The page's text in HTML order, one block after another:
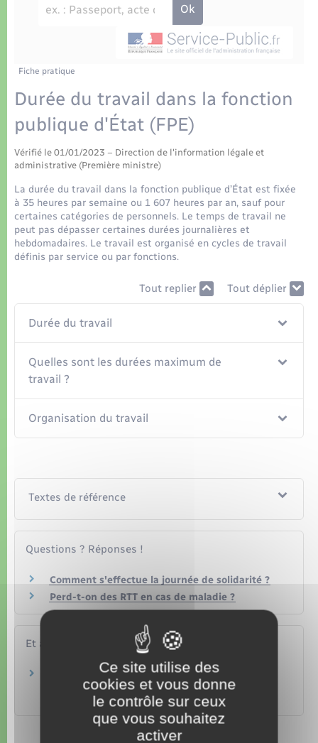
Eau - Assainissement
Transports
Transports scolaires
Logement - Urbanisme
Loisirs
Seniors
Nouvel habitant
Organisation d’événement
Sécurité - Prévention
Commerces - Entreprises - Emploi
Voirie et espace public
Travaux - Autorisation d’occupation de l’espace
Présentation de la commune
La Communauté de communes
Fiche pratique
Durée du travail dans la fonction
publique d'État (FPE)
Vérifié le 01/01/2023 – Direction de l'information légale et
administrative (Première ministre)
La durée du travail dans la fonction publique d’État est fixée
à 35 heures par semaine ou 1 607 heures par an, sauf pour
certaines catégories de personnels. Le temps de travail ne
peut pas dépasser certaines durées journalières et
hebdomadaires. Le travail est organisé en cycles de travail
définis par service ou par fonctions.
Tout replier Tout déplier
Durée du travail
Quelles sont les durées maximum de
travail ?
Organisation du travail
Textes de référence
Questions ? Réponses !
Comment s'effectue la journée de solidarité ?
Perd-t-on des RTT en cas de maladie ?
Et aussi
Réduction du temps de travail (RTT) dans la
fonction publique
Travail – Formation
Ce site utilise des
cookies et vous donne
le contrôle sur ceux
que vous souhaitez
activer